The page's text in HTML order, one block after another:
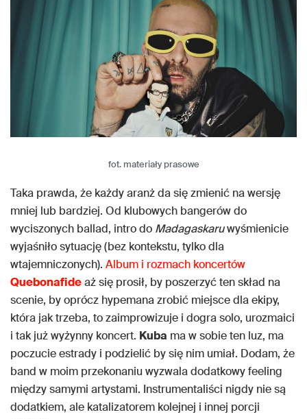
fot. materiały prasowe
Taka prawda, że każdy aranż da się zmienić na wersję
mniej lub bardziej. Od klubowych bangerów do
wyciszonych ballad, intro do Madagaskaruwyśmienicie
wyjaśniło sytuację (bez kontekstu, tylko dla
wtajemniczonych). Album i rozmach koncertów
Quebonafideaż się prosił, by poszerzyć ten skład na
scenie, by oprócz hypemana zrobić miejsce dla ekipy,
która jak trzeba, to zaimprowizuje i dogra solo, urozmaici
i tak już wyżynny koncert. Kuba ma w sobie ten luz, ma
poczucie estrady i podzielić by się nim umiał. Dodam, że
band w moim przekonaniu wyzwala dodatkowy feeling
między samymi artystami. Instrumentaliści nigdy nie są
dodatkiem, ale katalizatorem kolejnej i innej porcji